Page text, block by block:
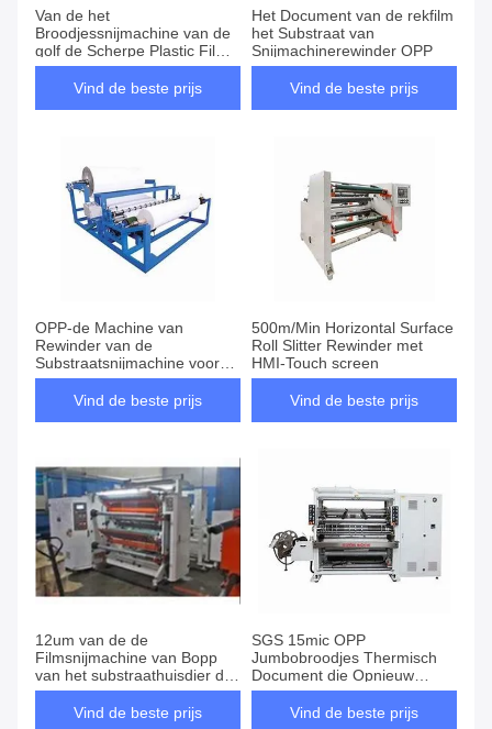
Van de het
Broodjessnijmachine van de
golf de Scherpe Plastic Film
Machine van Rewinder
Vind de beste prijs
Het Document van de rekfilm
het Substraat van
Snijmachinerewinder OPP
Vind de beste prijs
OPP-de Machine van
Rewinder van de
Substraatsnijmachine voor
Jumbobroodje
Vind de beste prijs
500m/Min Horizontal Surface
Roll Slitter Rewinder met
HMI-Touch screen
Vind de beste prijs
12um van de de
Filmsnijmachine van Bopp
van het substraathuisdier de
Machineac van Rewinder
Servomotorcontrole
Vind de beste prijs
SGS 15mic OPP
Jumbobroodjes Thermisch
Document die Opnieuw
opwindend Machine
scheurenVind de beste prijs